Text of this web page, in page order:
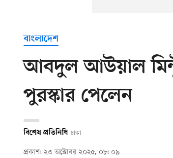
বাংলাদেশ
আবদুল আউয়াল মিন্টু
পুরস্কার পেলেন
বিশেষ প্রতিনিধি ঢাকা
প্রকাশ: ২৩ অক্টোবর ২০২৫, ০৮: ০৯